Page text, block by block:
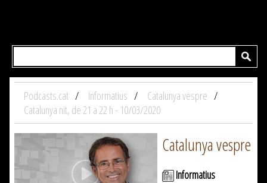
Podcasts.cat Informatius
Catalunya vespre
Catalunya nit, de 21 a 22 h - 10/03/2020
Catalunya vespre
Informatius